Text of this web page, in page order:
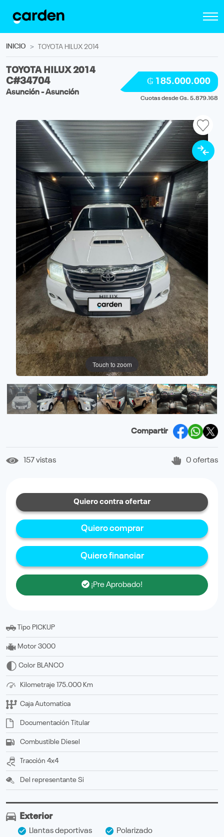
INICIO TOYOTA HILUX 2014
TOYOTA HILUX 2014
C#34704
Asunción - Asunción
₲ 185.000.000
Cuotas desde Gs. 5.879.168
Touch to zoom
Compartir
157 vistas 0 ofertas
Quiero contra ofertar
Quiero comprar
Quiero financiar
¡Pre Aprobado!
Tipo PICKUP
Motor 3000
Color BLANCO
Kilometraje 175.000 Km
Caja Automatica
Documentación titular
Combustible Diesel
Tracción 4x4
Del representante Si
Exterior
Llantas deportivas
Polarizado